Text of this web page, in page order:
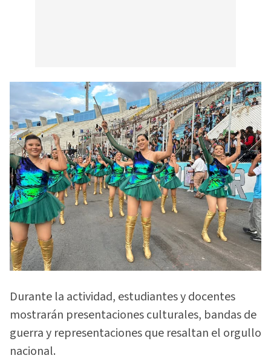
Durante la actividad, estudiantes y docentes
mostrarán presentaciones culturales, bandas de
guerra y representaciones que resaltan el orgullo
nacional.